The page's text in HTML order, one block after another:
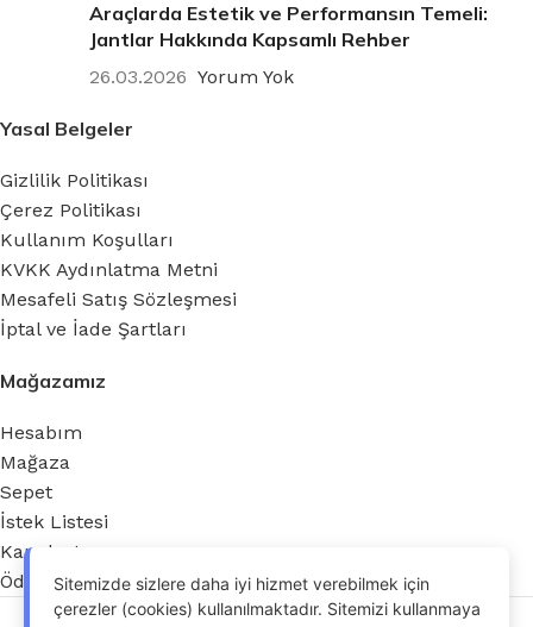
Araçlarda Estetik ve Performansın Temeli:
Jantlar Hakkında Kapsamlı Rehber
26.03.2026 Yorum Yok
Yasal Belgeler
Gizlilik Politikası
Çerez Politikası
Kullanım Koşulları
KVKK Aydınlatma Metni
Mesafeli Satış Sözleşmesi
İptal ve İade Şartları
Mağazamız
Hesabım
Mağaza
Sepet
İstek Listesi
Karşılaştır
Ödeme
Jant Noktası 2026 - Tüm hakları saklıdır.
Sitemizde sizlere daha iyi hizmet verebilmek için
çerezler (cookies) kullanılmaktadır. Sitemizi kullanmaya